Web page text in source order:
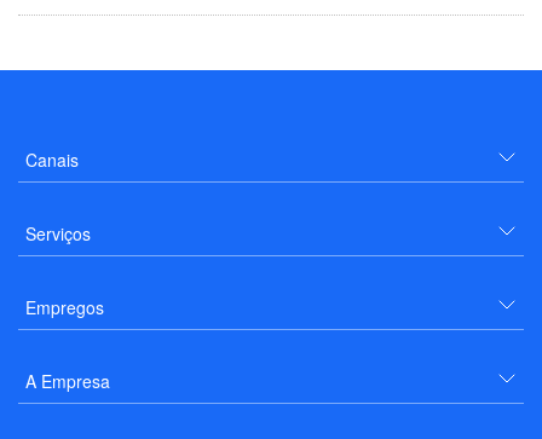
Canais
Serviços
Empregos
A Empresa